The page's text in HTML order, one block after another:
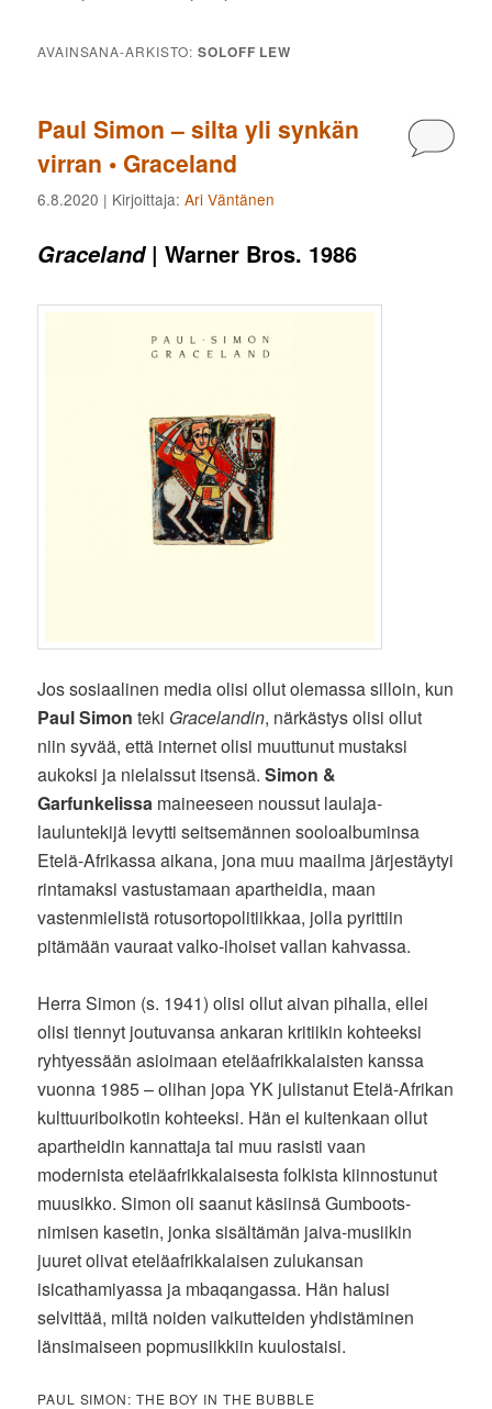
AVAINSANA-ARKISTO:SOLOFF LEW
Paul Simon – silta yli synkän
virran • Graceland
6.8.2020 | Kirjoittaja:Ari Väntänen
Graceland| Warner Bros. 1986
Jos sosiaalinen media olisi ollut olemassa silloin, kun
Paul Simon teki Gracelandin, närkästys olisi ollut
niin syvää, että internet olisi muuttunut mustaksi
aukoksi ja nielaissut itsensä.Simon &
Garfunkelissa maineeseen noussut laulaja-
lauluntekijä levytti seitsemännen sooloalbuminsa
Etelä-Afrikassa aikana, jona muu maailma järjestäytyi
rintamaksi vastustamaan apartheidia, maan
vastenmielistä rotusortopolitiikkaa, jolla pyrittiin
pitämään vauraat valko-ihoiset vallan kahvassa.
Herra Simon (s. 1941) olisi ollut aivan pihalla, ellei
olisi tiennyt joutuvansa ankaran kritiikin kohteeksi
ryhtyessään asioimaan eteläafrikkalaisten kanssa
vuonna 1985 – olihan jopa YK julistanut Etelä-Afrikan
kulttuuriboikotin kohteeksi. Hän ei kuitenkaan ollut
apartheidin kannattaja tai muu rasisti vaan
modernista eteläafrikkalaisesta folkista kiinnostunut
muusikko. Simon oli saanut käsiinsä Gumboots-
nimisen kasetin, jonka sisältämän jaiva-musiikin
juuret olivat eteläafrikkalaisen zulukansan
isicathamiyassa ja mbaqangassa. Hän halusi
selvittää, miltä noiden vaikutteiden yhdistäminen
länsimaiseen popmusiikkiin kuulostaisi.
PAUL SIMON: THE BOY IN THE BUBBLE